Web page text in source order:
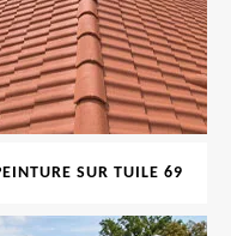
SUR TUILE 69